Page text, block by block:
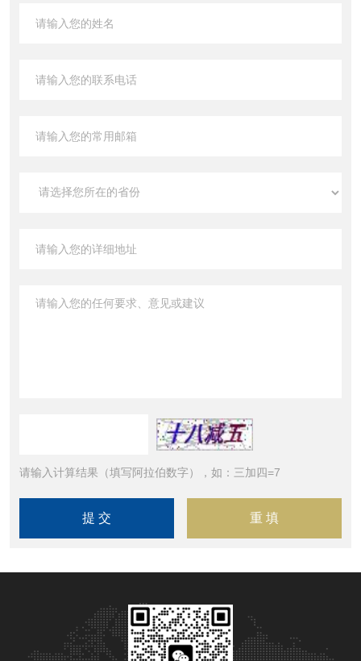
请输入计算结果（填写阿拉伯数字），如：三加四=7